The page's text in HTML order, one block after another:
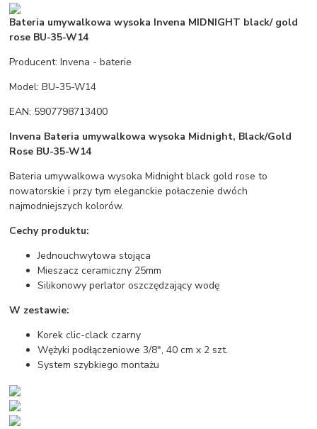
Bateria umywalkowa wysoka Invena MIDNIGHT black/ gold
rose BU-35-W14
Producent: Invena - baterie
Model: BU-35-W14
EAN: 5907798713400
Invena Bateria umywalkowa wysoka Midnight, Black/Gold
Rose BU-35-W14
Bateria umywalkowa wysoka Midnight black gold rose to
nowatorskie i przy tym eleganckie połaczenie dwóch
najmodniejszych kolorów.
Cechy produktu:
Jednouchwytowa stojąca
Mieszacz ceramiczny 25mm
Silikonowy perlator oszczędzający wodę
W zestawie:
Korek clic-clack czarny
Wężyki podłączeniowe 3/8", 40 cm x 2 szt.
System szybkiego montażu